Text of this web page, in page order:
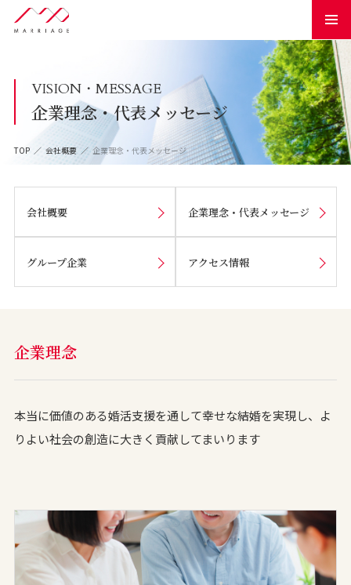
VISION・MESSAGE
企業理念・代表メッセージ
TOP 会社概要 企業理念・代表メッセージ
会社概要 企業理念・ 代表メッセージ
グループ企業 アクセス情報
企業理念
本当に価値のある婚活支援を通して幸せな結婚を実現し、よ
りよい社会の創造に大きく貢献してまいります